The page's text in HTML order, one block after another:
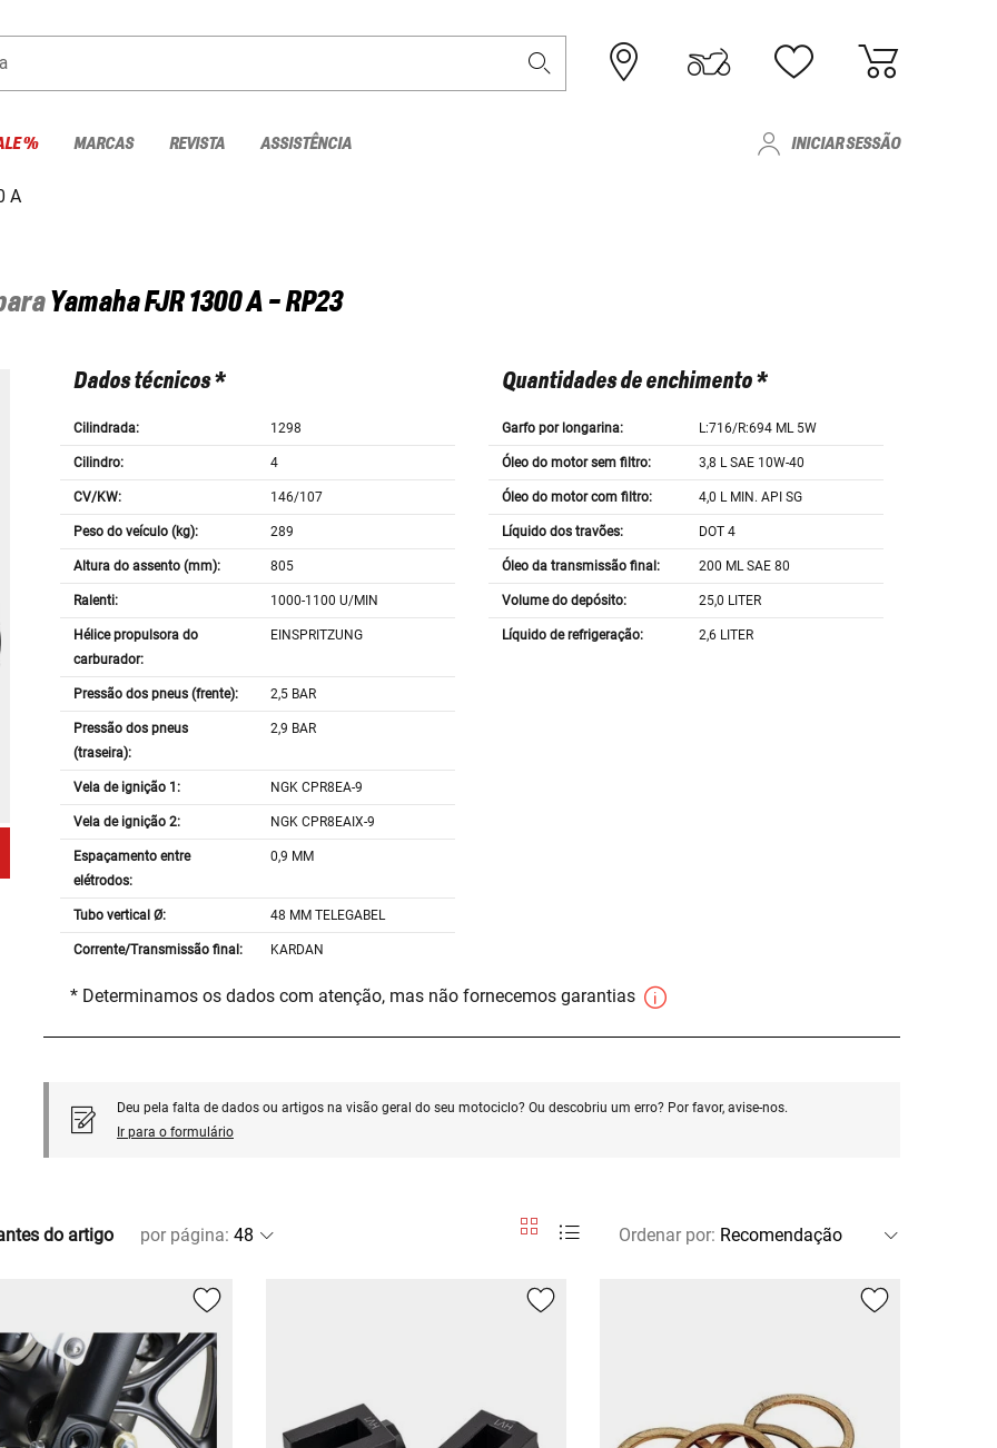
% MARCAS REVISTA ASSISTÊNCIA INICIAR SESSÃO
A
YamahaFJR 1300 A - RP23
Dados técnicos *
Cilindrada: 1298
Cilindro: 4
CV/KW: 146/107
Peso do veículo (kg): 289
Altura do assento (mm): 805
Ralenti: 1000-1100 U/MIN
Hélice propulsora do
carburador:
EINSPRITZUNG
Pressão dos pneus (frente): 2,5 BAR
Pressão dos pneus
(traseira):
2,9 BAR
Vela de ignição 1: NGK CPR8EA-9
Vela de ignição 2: NGK CPR8EAIX-9
Espaçamento entre
elétrodos:
0,9 MM
Tubo vertical Ø: 48 MM TELEGABEL
Corrente/Transmissão final: KARDAN
Quantidades de enchimento *
Garfo por longarina: L:716/R:694 ML 5W
Óleo do motor sem filtro: 3,8 L SAE 10W-40
Óleo do motor com filtro: 4,0 L MIN. API SG
Líquido dos travões: DOT 4
Óleo da transmissão final: 200 ML SAE 80
Volume do depósito: 25,0 LITER
Líquido de refrigeração: 2,6 LITER
* Determinamos os dados com atenção, mas não fornecemos garantias
Deu pela falta de dados ou artigos na visão geral do seu motociclo? Ou descobriu um erro? Por favor, avise-nos.
Ir para o formulário
do artigo por página: Ordenar por: